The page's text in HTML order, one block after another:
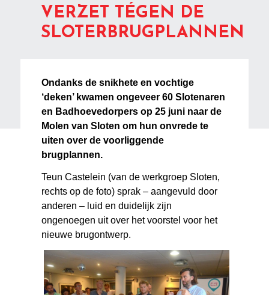
VERZET TÉGEN DE
SLOTERBRUGPLANNEN
Ondanks de snikhete en vochtige
‘deken’ kwamen ongeveer 60 Slotenaren
en Badhoevedorpers op 25 juni naar de
Molen van Sloten om hun onvrede te
uiten over de voorliggende
brugplannen.
Teun Castelein (van de werkgroep Sloten,
rechts op de foto) sprak – aangevuld door
anderen – luid en duidelijk zijn
ongenoegen uit over het voorstel voor het
nieuwe brugontwerp.